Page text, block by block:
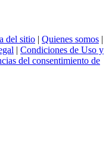
del sitio | Quienes somos |
| Condiciones de Uso y
del consentimiento de